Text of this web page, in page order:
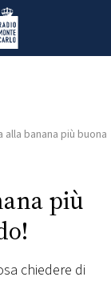
Radio Monte Carlo
alla banana più buona
più
chiedere di